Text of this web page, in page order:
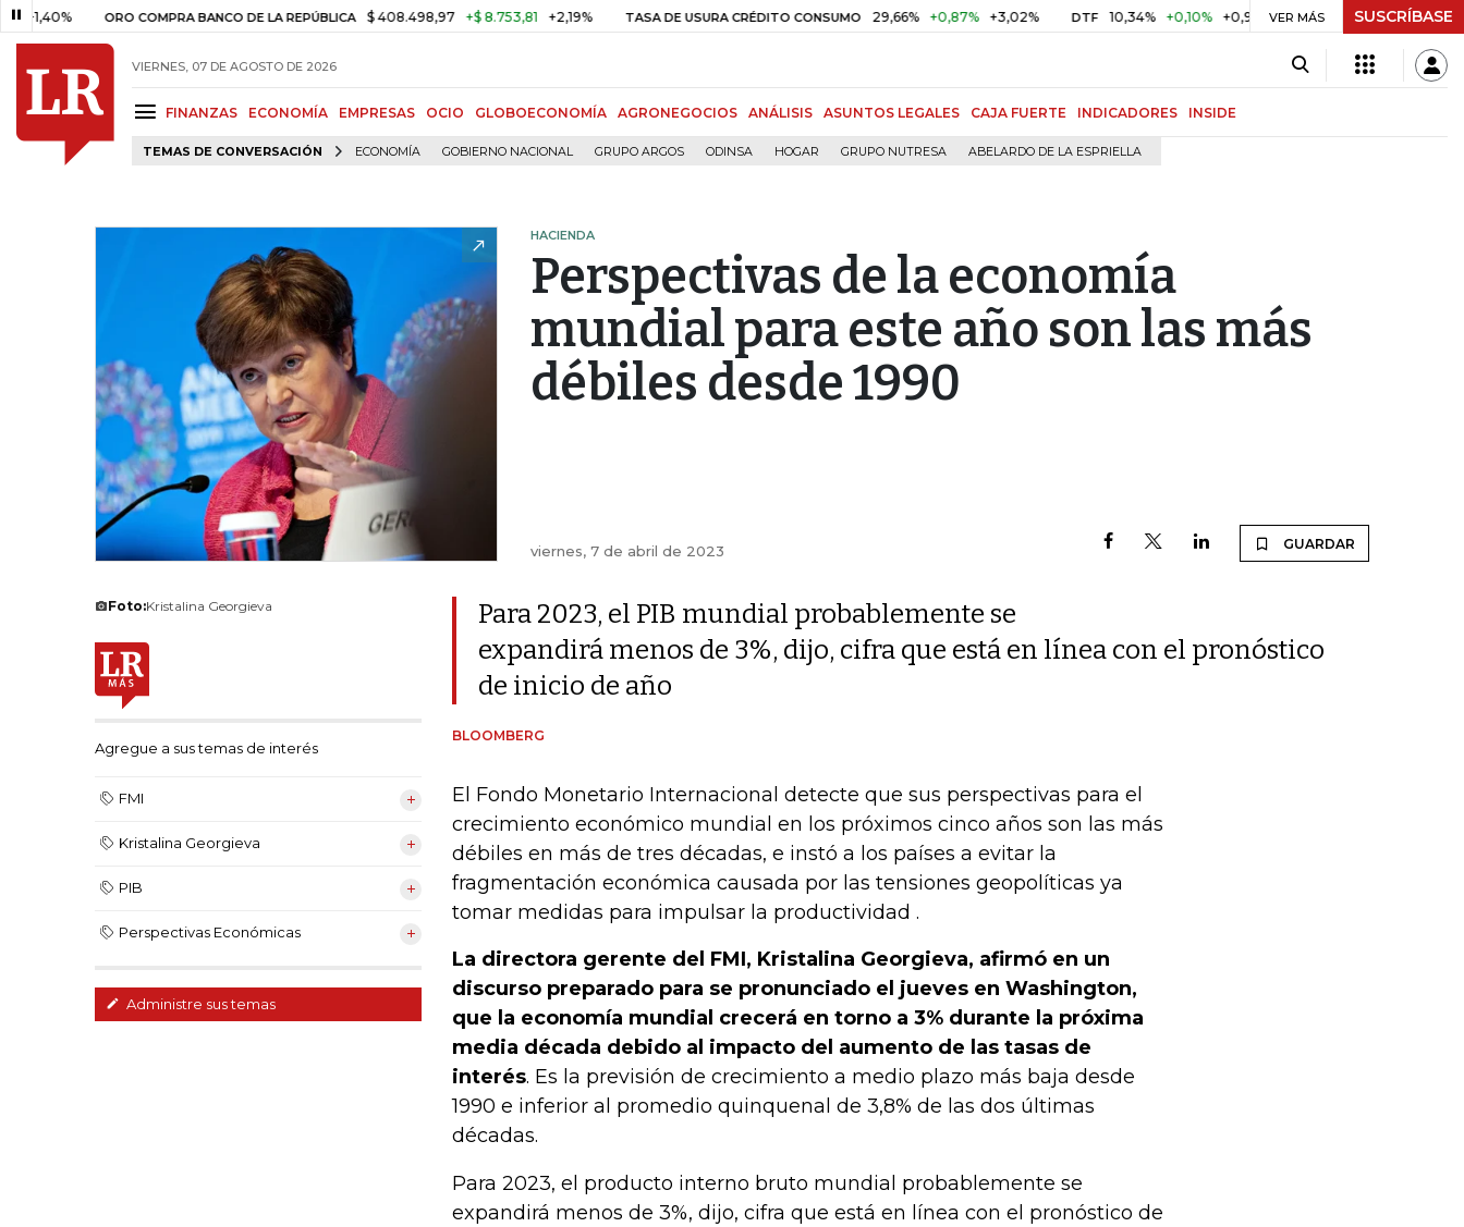
ORO COMPRA BANCO DE LA REPÚBLICA $ 408.498,97 +$ 8.753,81 +2,19% TASA DE USURA CRÉDITO CONSUMO 29,66% +0,87% +3,02% DTF 10,34% +0,10% +0,98% UVR $ 416,91 +$ 0,05 +0,01%
VER MÁS SUSCRÍBASE
VIERNES, 07 DE AGOSTO DE 2026
FINANZAS ECONOMÍA EMPRESAS OCIO GLOBOECONOMÍA AGRONEGOCIOS ANÁLISIS ASUNTOS LEGALES CAJA FUERTE INDICADORES INSIDE
TEMAS DE CONVERSACIÓN ECONOMÍA GOBIERNO NACIONAL GRUPO ARGOS ODINSA HOGAR GRUPO NUTRESA ABELARDO DE LA ESPRIELLA
HACIENDA
Perspectivas de la economía
mundial para este año son las más
débiles desde 1990
viernes, 7 de abril de 2023 GUARDAR
Foto:Kristalina Georgieva
Agregue a sus temas de interés
FMI
Kristalina Georgieva
PIB
Perspectivas Económicas
Administre sus temas
Para 2023, el PIB mundial probablemente se
expandirá menos de 3%, dijo, cifra que está en línea con el pronóstico
de inicio de año
BLOOMBERG
El Fondo Monetario Internacional detecte que sus perspectivas para el
crecimiento económico mundial en los próximos cinco años son las más
débiles en más de tres décadas, e instó a los países a evitar la
fragmentación económica causada por las tensiones geopolíticas ya
tomar medidas para impulsar la productividad .
La directora gerente del FMI, Kristalina Georgieva, afirmó en un
discurso preparado para se pronunciado el jueves en Washington,
que la economía mundial crecerá en torno a 3% durante la próxima
media década debido al impacto del aumento de las tasas de
interés. Es la previsión de crecimiento a medio plazo más baja desde
1990 e inferior al promedio quinquenal de 3,8% de las dos últimas
décadas.
Para 2023, el producto interno bruto mundial probablemente se
expandirá menos de 3%, dijo, cifra que está en línea con el pronóstico de